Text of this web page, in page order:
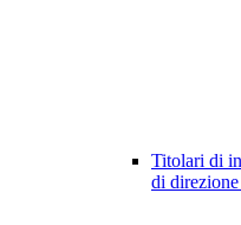
Titolari di
di